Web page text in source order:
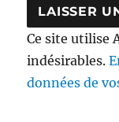
Ce site utilise
indésirables.
données de